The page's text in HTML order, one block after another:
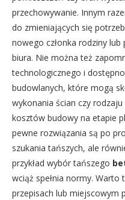
przechowywanie. Innym
do zmieniających się
nowego członka rodziny
biura. Nie można też
technologicznego i
budowlanych, które mogą
wykonania ścian czy
kosztów budowy na etapie
pewne rozwiązania są po
szukania tańszych, ale
przykład wybór tańszego
wciąż spełnia normy.
przepisach lub miejscowym